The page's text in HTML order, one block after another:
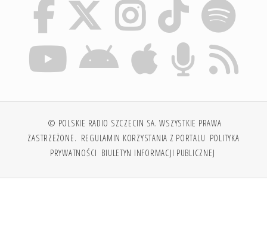
© POLSKIE RADIO SZCZECIN SA. WSZYSTKIE PRAWA
ZASTRZEŻONE. REGULAMIN KORZYSTANIA Z PORTALU POLITYKA
PRYWATNOŚCI BIULETYN INFORMACJI PUBLICZNEJ